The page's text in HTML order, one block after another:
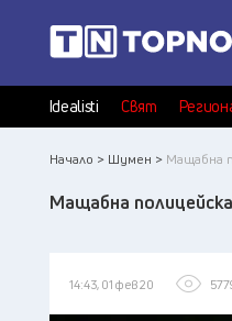
Idealisti Свят
Начало > Шумен > Мащабна
Мащабна
14:43, 01 фев 20